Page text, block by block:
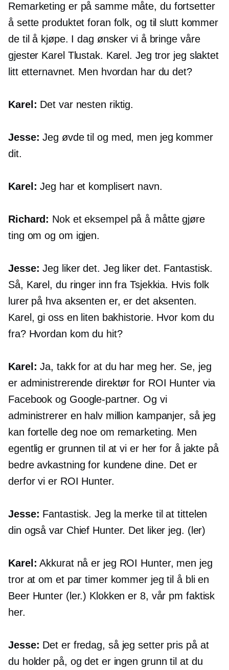
Remarketing er på samme måte, du fortsetter
å sette produktet foran folk, og til slutt kommer
de til å kjøpe. I dag ønsker vi å bringe våre
gjester Karel Tlustak. Karel. Jeg tror jeg slaktet
litt etternavnet. Men hvordan har du det?
Karel: Det var nesten riktig.
Jesse: Jeg øvde til og med, men jeg kommer
dit.
Karel: Jeg har et komplisert navn.
Richard: Nok et eksempel på å måtte gjøre
ting om og om igjen.
Jesse: Jeg liker det. Jeg liker det. Fantastisk.
Så, Karel, du ringer inn fra Tsjekkia. Hvis folk
lurer på hva aksenten er, er det aksenten.
Karel, gi oss en liten bakhistorie. Hvor kom du
fra? Hvordan kom du hit?
Karel: Ja, takk for at du har meg her. Se, jeg
er administrerende direktør for ROI Hunter via
Facebook og Google-partner. Og vi
administrerer en halv million kampanjer, så jeg
kan fortelle deg noe om remarketing. Men
egentlig er grunnen til at vi er her for å jakte på
bedre avkastning for kundene dine. Det er
derfor vi er ROI Hunter.
Jesse: Fantastisk. Jeg la merke til at tittelen
din også var Chief Hunter. Det liker jeg. (ler)
Karel: Akkurat nå er jeg ROI Hunter, men jeg
tror at om et par timer kommer jeg til å bli en
Beer Hunter (ler.) Klokken er 8, vår pm faktisk
her.
Jesse: Det er fredag, så jeg setter pris på at
du holder på, og det er ingen grunn til at du